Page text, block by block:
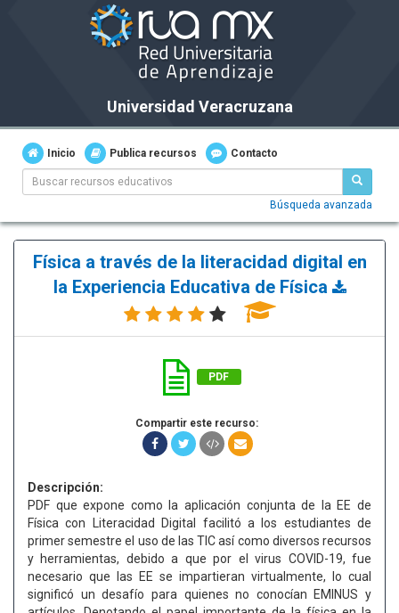
Universidad Veracruzana
Inicio Publica recursos Contacto
Búsqueda avanzada
Física a través de la literacidad digital en
la Experiencia Educativa de Física
PDF
Compartir este recurso:
Descripción:
PDF que expone como la aplicación conjunta de la EE de
Física con Literacidad Digital facilitó a los estudiantes de
primer semestre el uso de las TIC así como diversos recursos
y herramientas, debido a que por el virus COVID-19, fue
necesario que las EE se impartieran virtualmente, lo cual
significó un desafío para quienes no conocían EMINUS y